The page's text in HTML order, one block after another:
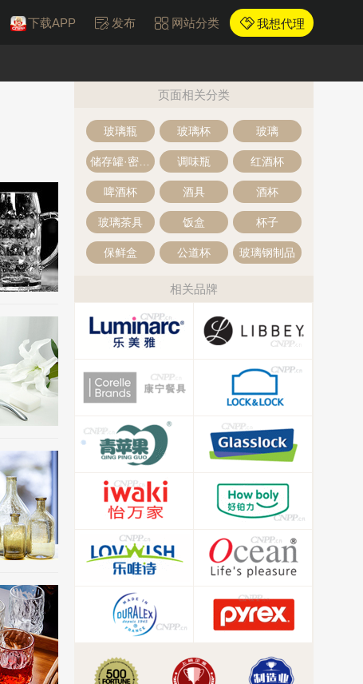
下载APP 发布 网站分类 我想代理
页面相关分类
玻璃瓶 玻璃杯 玻璃
调味瓶 红酒杯
啤酒杯 酒具 酒杯
玻璃茶具 饭盒 杯子
保鲜盒 公道杯 玻璃钢制品
相关品牌